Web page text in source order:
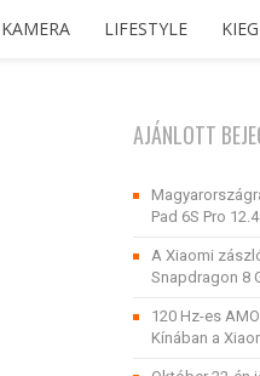
KAMERA LIFESTYLE
AJÁNLOTT
Pad 6S Pro 12.4
A Xiaomi
Snapdragon 8
120 Hz-es
Kínában a